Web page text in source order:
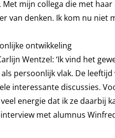
Met mijn collega die met
van denken. Ik kom nu niet
ontwikkeling
Wentzel: ‘Ik vind het
persoonlijk vlak. De
interessante discussies.
energie dat ik ze daarbij
met alumnus